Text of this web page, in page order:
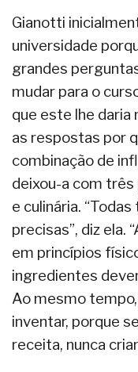
Gianotti
universidade
grandes
mudar para o
que este lhe
as respostas por
combinação de
deixou-a com três
e culinária.
precisas”, diz ela.
em princípios
ingredientes
Ao mesmo
inventar, porque
receita, nunca